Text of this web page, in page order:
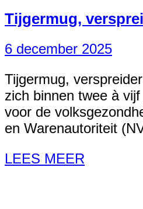
Tijgermug,
6 december 2025
Tijgermug,
zich binnen twee à
voor de
en Warenautoriteit
LEES MEER